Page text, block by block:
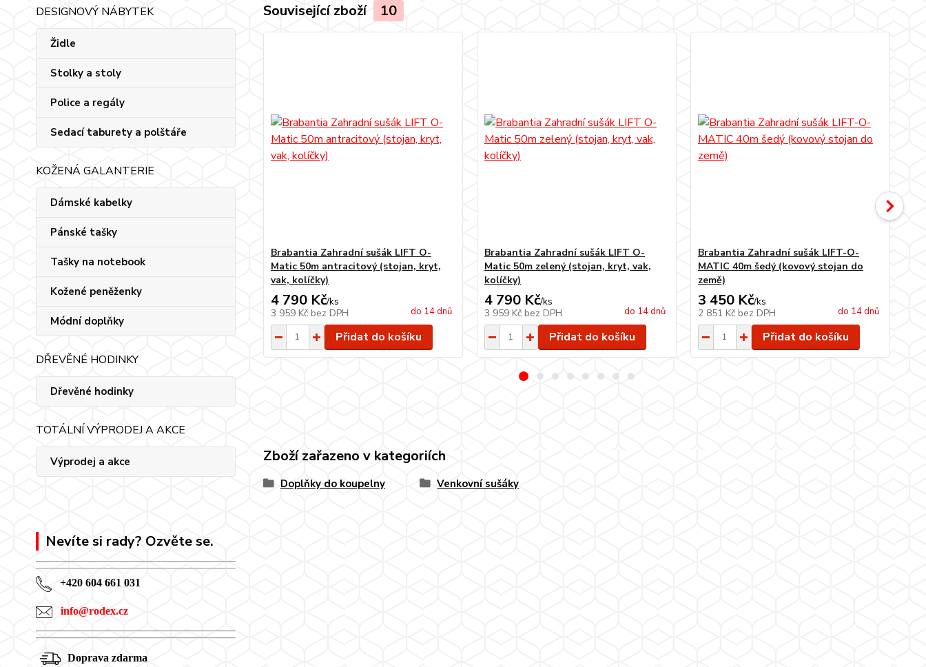
DESIGNOVÝ NÁBYTEK
Židle
Stolky a stoly
Police a regály
Sedací taburety a polštáře
KOŽENÁ GALANTERIE
Dámské kabelky
Pánské tašky
Tašky na notebook
Kožené peněženky
Módní doplňky
DŘEVĚNÉ HODINKY
Dřevěné hodinky
TOTÁLNÍ VÝPRODEJ A AKCE
Výprodej a akce
Nevíte si rady? Ozvěte se.
+420 604 661 031
info@rodex.cz
Doprava zdarma
Související zboží 10
Brabantia Zahradní sušák LIFT O-
Matic 50m antracitový (stojan, kryt,
vak, kolíčky)
4 790 Kč/ks
3 959 Kč bez DPH do 14 dnů
Přidat do košíku
Brabantia Zahradní sušák LIFT O-
Matic 50m zelený (stojan, kryt, vak,
kolíčky)
4 790 Kč/ks
3 959 Kč bez DPH do 14 dnů
Přidat do košíku
Brabantia Zahradní sušák LIFT-O-
MATIC 40m šedý (kovový stojan do
země)
3 450 Kč/ks
2 851 Kč bez DPH do 14 dnů
Přidat do košíku
Zboží zařazeno v kategoriích
Doplňky do koupelny Venkovní sušáky